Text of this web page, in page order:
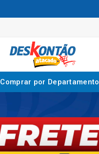
Comprar por Departamento